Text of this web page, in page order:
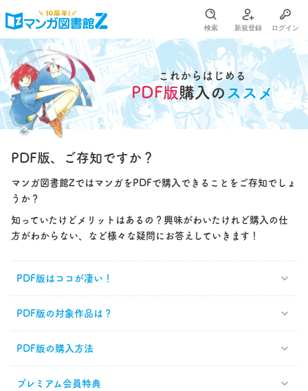
検索 新規登録 ログイン
これからはじめる
PDF版購入の ススメ
PDF版、ご存知ですか？
マンガ図書館ZではマンガをPDFで購入できることをご存知でしょ
うか？
知っていたけどメリットはあるの？興味がわいたけれど購入の仕
方がわからない、など様々な疑問にお答えしていきます！
PDF版はココが凄い！
PDF版の対象作品は？
PDF版の購入方法
プレミアム会員特典